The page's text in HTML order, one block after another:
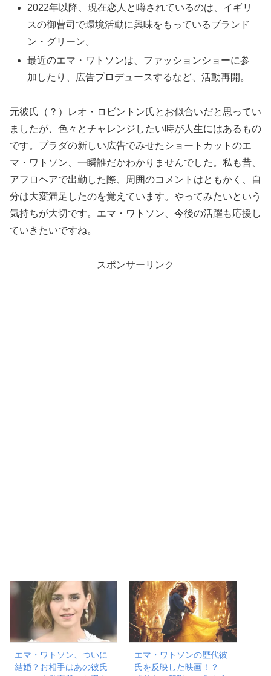
2022年以降、現在恋人と噂されているのは、イギリ
スの御曹司で環境活動に興味をもっているブランド
ン・グリーン。
最近のエマ・ワトソンは、ファッションショーに参
加したり、広告プロデュースするなど、活動再開。
元彼氏（？）レオ・ロビントン氏とお似合いだと思ってい
ましたが、色々とチャレンジしたい時が人生にはあるもの
です。プラダの新しい広告でみせたショートカットのエ
マ・ワトソン、一瞬誰だかわかりませんでした。私も昔、
アフロヘアで出勤した際、周囲のコメントはともかく、自
分は大変満足したのを覚えています。やってみたいという
気持ちが大切です。エマ・ワトソン、今後の活躍も応援し
ていきたいですね。
スポンサーリンク
エマ・ワトソン、ついに
結婚？お相手はあの彼氏
エマ・ワトソンの歴代彼
氏を反映した映画！？